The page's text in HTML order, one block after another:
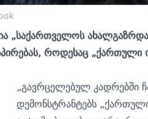
„საქართველოს ახალგაზრდა
როდესაც „ქართული
„გავრცელებულ კადრებში
დემონსტრანტებს